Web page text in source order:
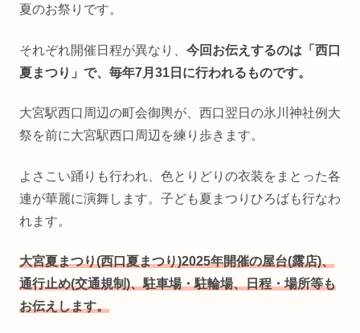
夏のお祭りです。
それぞれ開催日程が異なり、 今回お伝えするのは「西口
夏まつり」で、毎年7月31日に行われるものです。
大宮駅西口周辺の町会御輿が、西口翌日の氷川神社例大
祭を前に大宮駅西口周辺を練り歩きます。
よさこい踊りも行われ、色とりどりの衣装をまとった各
連が華麗に演舞します。子ども夏まつりひろばも行なわ
れます。
大宮夏まつり(西口夏まつり)2025年開催の屋台(露店)、
通行止め(交通規制)、駐車場・駐輪場、日程・場所等も
お伝えします。